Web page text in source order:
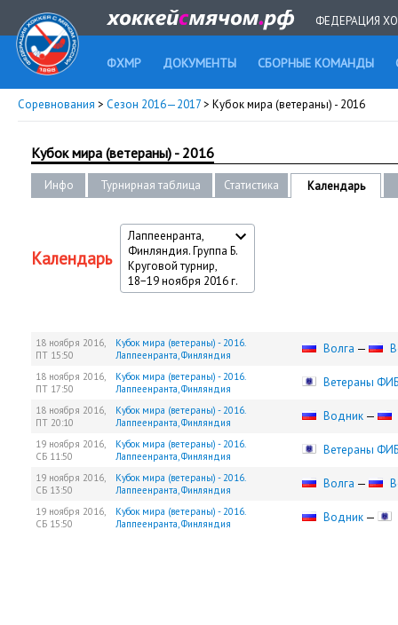
ФЕДЕРАЦИЯ
ФХМР ДОКУМЕНТЫ СБОРНЫЕ КОМАНДЫ
Соревнования > Сезон 2016—2017> Кубок мира (ветераны) - 2016
Кубок мира (ветераны) - 2016
Инфо Турнирная таблица Статистика Календарь
Календарь
Лаппеенранта,
Финляндия. Группа Б.
Круговой турнир,
18−19 ноября 2016 г.
18 ноября 2016,
ПТ 15:50
Кубок мира (ветераны) - 2016.
Лаппеенранта, Финляндия
Волга —
18 ноября 2016,
ПТ 17:50
Кубок мира (ветераны) - 2016.
Лаппеенранта, Финляндия
Ветераны ФИБ
18 ноября 2016,
ПТ 20:10
Кубок мира (ветераны) - 2016.
Лаппеенранта, Финляндия
Водник —
19 ноября 2016,
СБ 11:50
Кубок мира (ветераны) - 2016.
Лаппеенранта, Финляндия
Ветераны ФИБ
19 ноября 2016,
СБ 13:50
Кубок мира (ветераны) - 2016.
Лаппеенранта, Финляндия
Волга —
19 ноября 2016,
СБ 15:50
Кубок мира (ветераны) - 2016.
Лаппеенранта, Финляндия
Водник —